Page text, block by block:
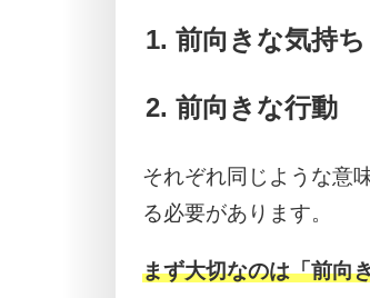
前向きな気持ち
前向きな行動
それぞれ同じような意
る必要があります。
まず大切なのは「前向